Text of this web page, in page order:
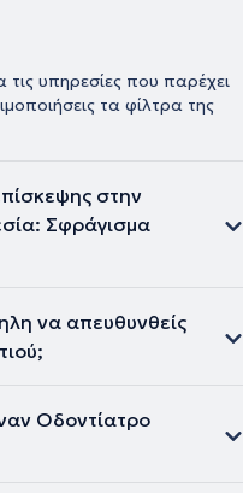
τις υπηρεσίες που παρέχει
τα φίλτρα της
στην
Σφράγισμα
να απευθυνθείς
Οδοντίατρο